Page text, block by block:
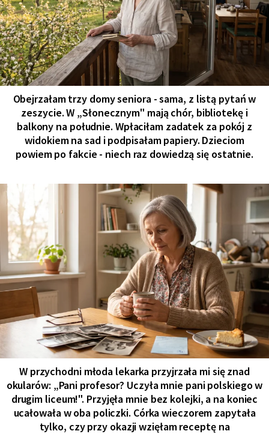
Obejrzałam trzy domy seniora - sama, z listą pytań w
zeszycie. W „Słonecznym" mają chór, bibliotekę i
balkony na południe. Wpłaciłam zadatek za pokój z
widokiem na sad i podpisałam papiery. Dzieciom
powiem po fakcie - niech raz dowiedzą się ostatnie.
W przychodni młoda lekarka przyjrzała mi się znad
okularów: „Pani profesor? Uczyła mnie pani polskiego w
drugim liceum!". Przyjęła mnie bez kolejki, a na koniec
ucałowała w oba policzki. Córka wieczorem zapytała
tylko, czy przy okazji wzięłam receptę na